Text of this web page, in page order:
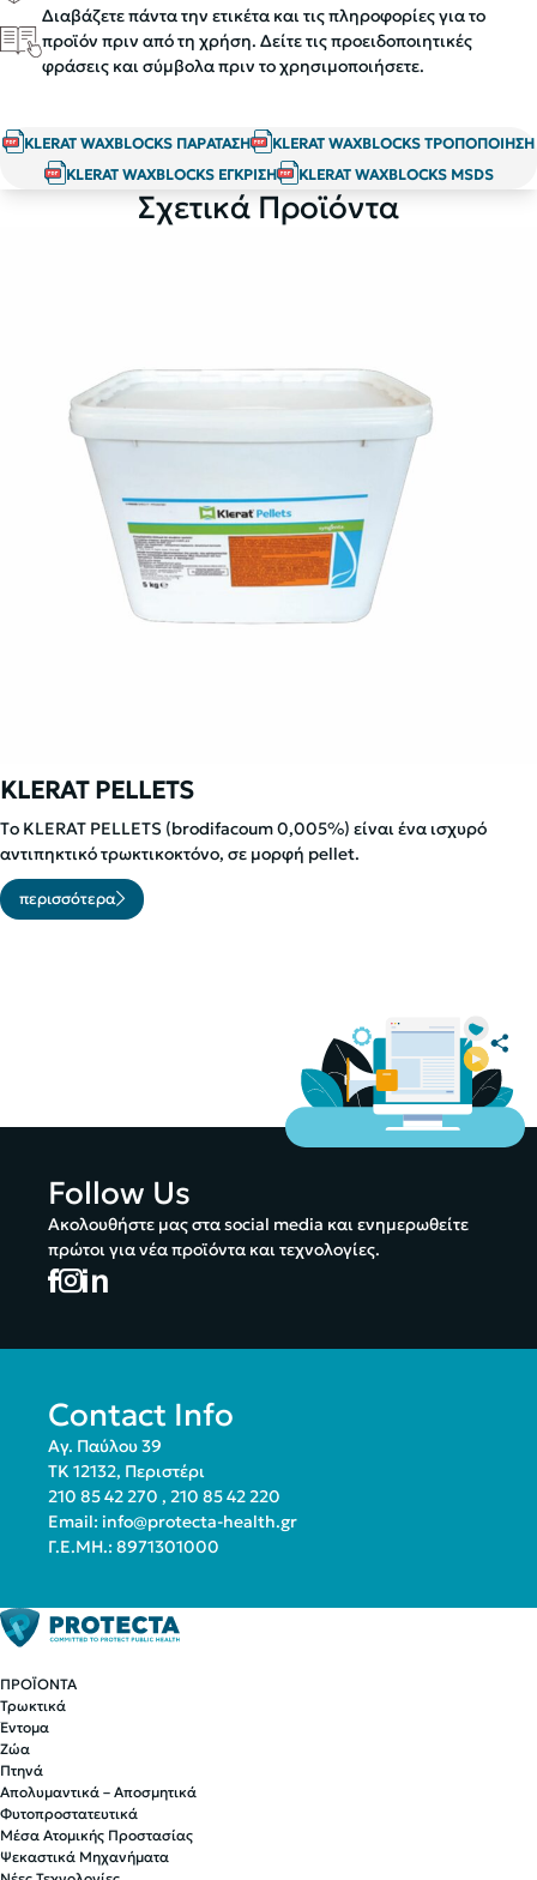
Διαβάζετε πάντα την ετικέτα και τις πληροφορίες για το
προϊόν πριν από τη χρήση. Δείτε τις προειδοποιητικές
φράσεις και σύμβολα πριν το χρησιμοποιήσετε.
KLERAT WAXBLOCKS ΠΑΡΑΤΑΣΗ
KLERAT WAXBLOCKS ΤΡΟΠΟΠΟΙΗΣΗ
KLERAT WAXBLOCKS ΕΓΚΡΙΣΗ
KLERAT WAXBLOCKS MSDS
Σχετικά Προϊόντα
KLERAT PELLETS
Τo KLERAT PELLETS (brodifacoum 0,005%) είναι ένα ισχυρό
αντιπηκτικό τρωκτικοκτόνο, σε μορφή pellet.
περισσότερα
Follow Us
Ακολουθήστε μας στα social media και ενημερωθείτε
πρώτοι για νέα προϊόντα και τεχνολογίες.
Contact Info
Αγ. Παύλου 39
ΤΚ 12132, Περιστέρι
210 85 42 270 , 210 85 42 220
Email: info@protecta-health.gr
Γ.Ε.ΜΗ.: 8971301000
ΠΡΟΪΟΝΤΑ
Τρωκτικά
Έντομα
Ζώα
Πτηνά
Απολυμαντικά – Αποσμητικά
Φυτοπροστατευτικά
Μέσα Ατομικής Προστασίας
Ψεκαστικά Μηχανήματα